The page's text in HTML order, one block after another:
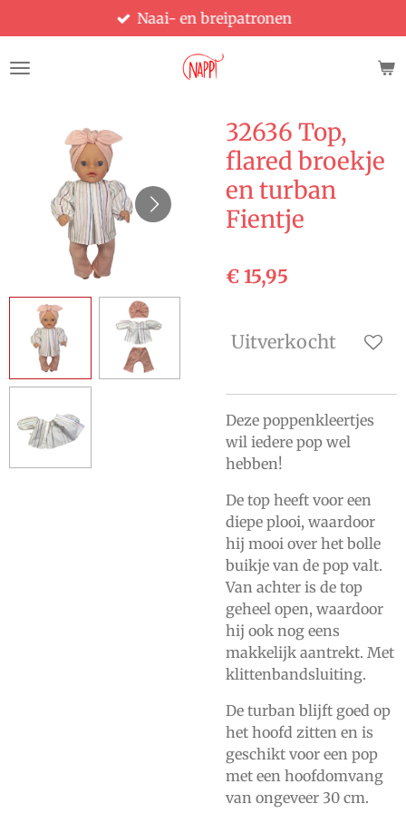
direct
naar
Naai- en breipatronen
32636 Top,
flared broekje
en turban
Fientje
€ 15,95
Uitverkocht
Deze poppenkleertjes
wil iedere pop wel
hebben!
De top heeft voor een
diepe plooi, waardoor
hij mooi over het bolle
buikje van de pop valt.
Van achter is de top
geheel open, waardoor
hij ook nog eens
makkelijk aantrekt. Met
klittenbandsluiting.
De turban blijft goed op
het hoofd zitten en is
geschikt voor een pop
met een hoofdomvang
van ongeveer 30 cm.